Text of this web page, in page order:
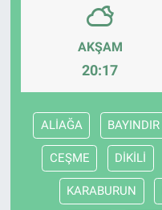
AKŞAM
20:17
ALİAĞA BAYINDIR
CEŞME DİKİLİ
KARABURUN
RESMİ İLANLAR
Bize ulaşın
İletişim/Künye
Yaşam